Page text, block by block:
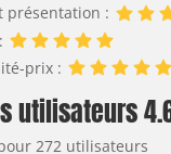
présentation :
prix :
utilisateurs
272 utilisateurs